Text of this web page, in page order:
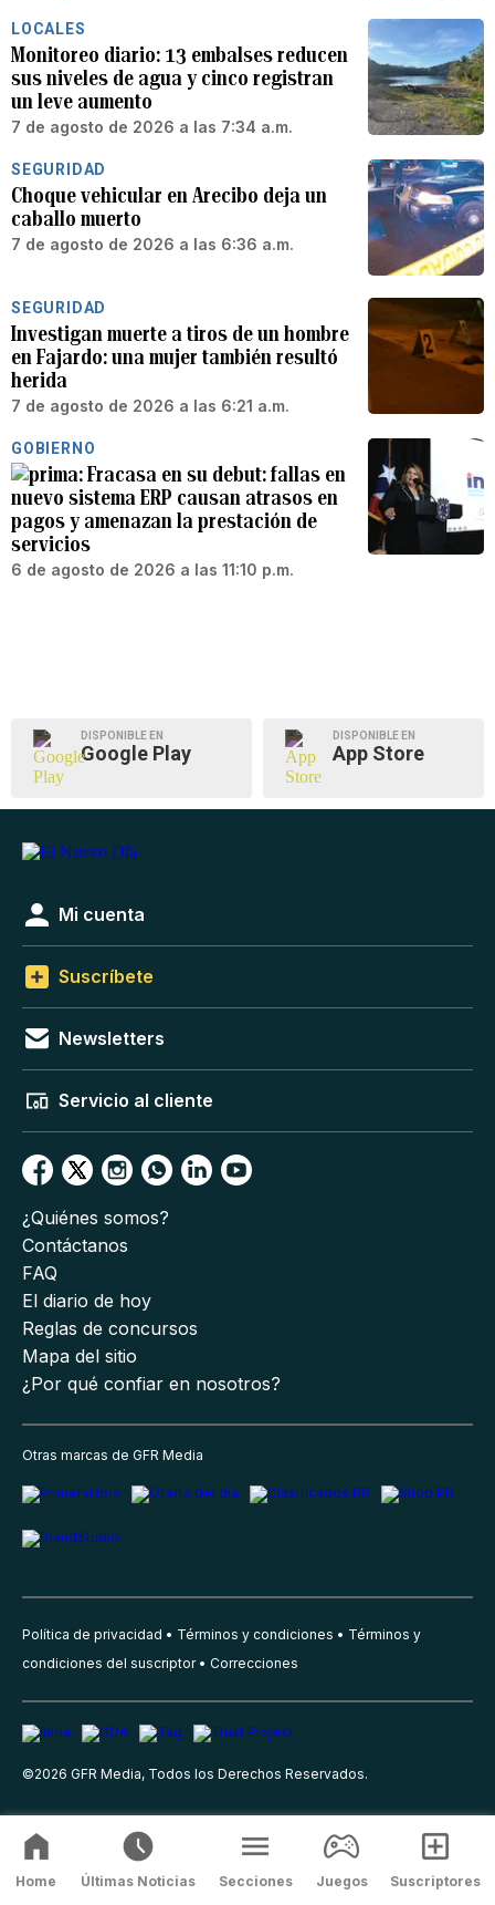
LOCALES
Monitoreo diario: 13 embalses reducen
sus niveles de agua y cinco registran
un leve aumento
7 de agosto de 2026 a las 7:34 a.m.
SEGURIDAD
Choque vehicular en Arecibo deja un
caballo muerto
7 de agosto de 2026 a las 6:36 a.m.
SEGURIDAD
Investigan muerte a tiros de un hombre
en Fajardo: una mujer también resultó
herida
7 de agosto de 2026 a las 6:21 a.m.
GOBIERNO
Fracasa en su debut: fallas en
nuevo sistema ERP causan atrasos en
pagos y amenazan la prestación de
servicios
6 de agosto de 2026 a las 11:10 p.m.
DISPONIBLE EN
Google Play
DISPONIBLE EN
App Store
Mi cuenta
Suscríbete
Newsletters
Servicio al cliente
¿Quiénes somos?
Contáctanos
FAQ
El diario de hoy
Reglas de concursos
Mapa del sitio
¿Por qué confiar en nosotros?
Otras marcas de GFR Media
Política de privacidad Términos y condiciones
Términos y
condiciones del suscriptor
Correcciones
©2026 GFR Media, Todos los Derechos Reservados.
Home Últimas Noticias Secciones Juegos Suscriptores